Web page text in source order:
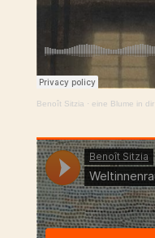
Benoît Sitzia · eine Blume in